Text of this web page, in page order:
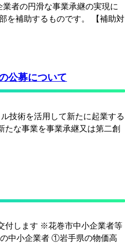
者の円滑な事業承継の実現に
を補助するものです。 【補助対
公募について
技術を活用して新たに起業する
な事業を事業承継又は第二創
付します ※花巻市中小企業者等
中小企業者 ①岩手県の物価高